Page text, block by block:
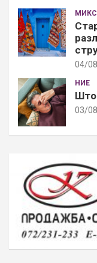
04/
НИЕ
Што
03/